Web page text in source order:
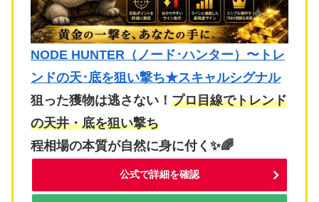
NODE HUNTER（ノード･ハンター）〜トレ
ンドの天･底を狙い撃ち★スキャルシグナル
狙った獲物は逃さない！ プロ目線でトレンド
の天井・底を狙い撃ち
程相場の本質が自然に身に付く✨🌈
公式で詳細を確認